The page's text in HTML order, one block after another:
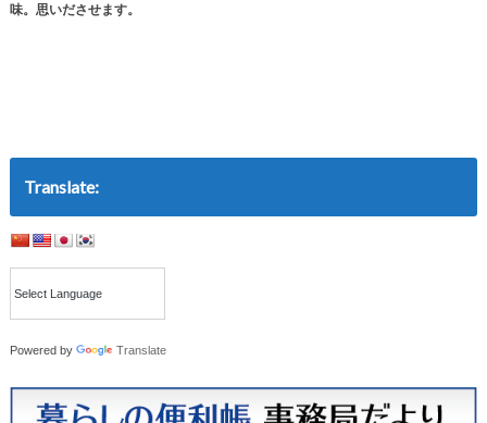
味。思いださせます。
Translate:
Powered by Translate